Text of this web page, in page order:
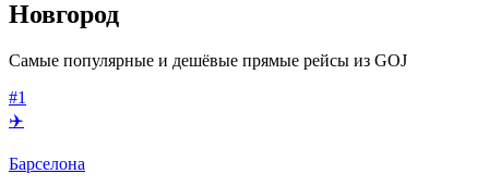
Новгород
Самые популярные и дешёвые прямые рейсы из GOJ
#1
✈️
Барселона